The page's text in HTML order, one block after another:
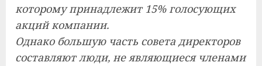
которому принадлежит 15% голосующих
акций компании.
Однако большую часть совета директоров
составляют люди, не являющиеся членами